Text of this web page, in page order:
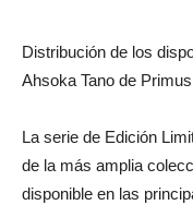
Distribución de los
Ahsoka Tano de
La serie de Edición
de la más amplia
disponible en las